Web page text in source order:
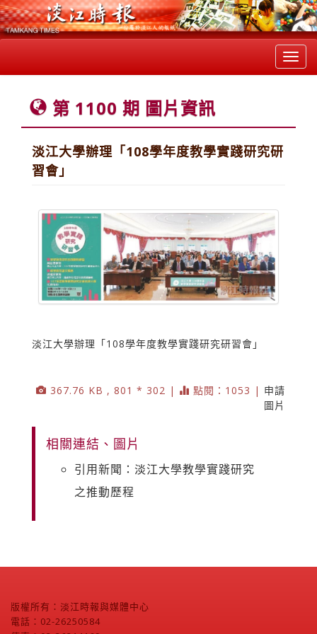
第 1100 期 圖片資訊
淡江大學辦理「108學年度教學實踐研究研
習會」
淡江大學辦理「108學年度教學實踐研究研習會」
367.76 KB , 801 * 302 | 點閱：1053 | 申請
圖片
相關連結、圖片
引用新聞：淡江大學教學實踐研究
之推動歷程
版權所有：淡江時報與媒體中心
電話：02-26250584